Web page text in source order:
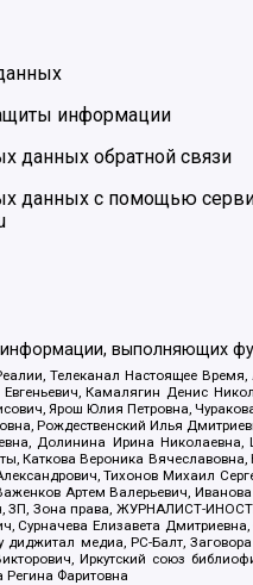
информации
данных обратной связи
данных с помощью
выполняющих
Телеканал Настоящее
Камалягин Денис
Ярош Юлия Петровна,
Рождественский Илья
Долинина Ирина
Каткова Вероника
Тихонов Михаил
Артем Валерьевич,
ЗП, Зона права, ЖУРНАЛИСТ-
Сурначева Елизавета
медиа, РС-Балт,
Иркутский союз
Фаритовна